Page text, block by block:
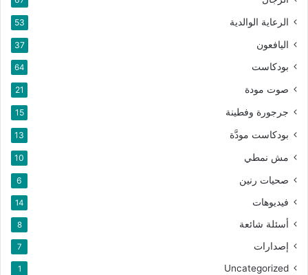
الرعاية الوالدية 53
اليافعون 37
بودكاست 64
صوت مودة 21
جرجورة وفطينة 15
بودكاست مودَّة 13
مش نمطي 10
صحيات رنين 6
فيديوهات 14
أسئلة شائعة 8
إصدارات 7
Uncategorized
1